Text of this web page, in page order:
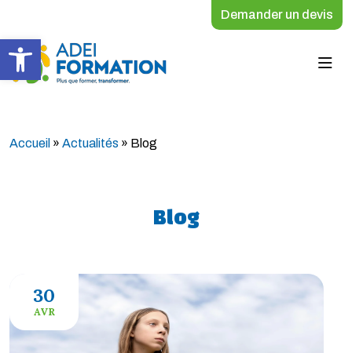
Ouvrir la barre d’outils
Demander un devis
Accueil » Actualités » Blog
Blog
30
AVR